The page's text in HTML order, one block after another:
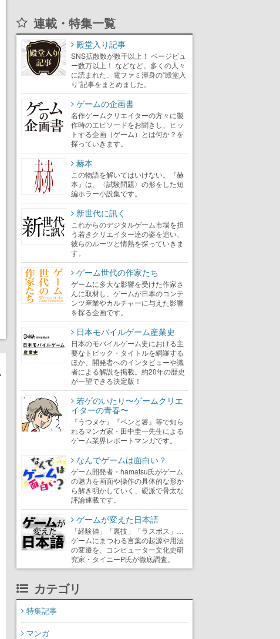
連載・特集一覧
殿堂入り記事
SNS拡散数が数千以上！ ページビュ
ー数万以上！ などなど。多くの人々
に読まれた、電ファミ渾身の“殿堂入
り”記事をまとめました。
ゲームの企画書
名作ゲームクリエイターの方々に製
作時のエピソードをお聞きし、ヒッ
トする企画（ゲーム）とは何か？を
探っていきます。
赫本
この物語を解いてはいけない。『赫
本』は、〈試験問題〉の形をした短
編ホラー小説集です。
新世代に訊く
これからのデジタルゲーム市場を担
う若きクリエイター達の姿を追い、
彼らのルーツと情熱を探っていきま
す。
ゲーム世代の作家たち
ゲームに多大な影響を受けた作家さ
んに取材し、ゲームが日本のコンテ
ンツ産業やカルチャーに与えた影響
を探る企画です。
日本モバイルゲーム産業史
日本のモバイルゲーム史における主
要なトピック・タイトルを網羅する
ほか、開発者へのインタビューや識
者による解説を掲載。約20年の歴史
が一望できる決定版！
若ゲのいたり〜ゲームクリエ
イターの青春〜
『うつヌケ』『ペンと箸』等で知ら
れるマンガ家・田中圭一先生による
ゲーム業界レポートマンガです。
なんでゲームは面白い？
ゲーム開発者・hamatsu氏がゲーム
の魅力を画面や操作の具体的な形か
ら解き明かしていく、硬派で骨太な
評論連載です。
ゲームが変えた日本語
「経験値」「裏技」「ラスボス」…
ゲームにまつわる言葉の起源や用法
の変遷を、コンピューター文化史研
究家・タイニーP氏が徹底調査。
カテゴリ
特集記事
マンガ